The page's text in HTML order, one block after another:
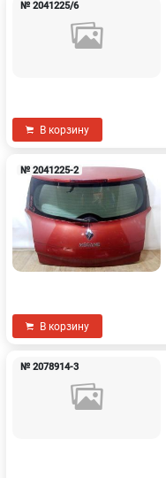
№ 2041225/6
В корзину
№ 2041225-2
В корзину
№ 2078914-3